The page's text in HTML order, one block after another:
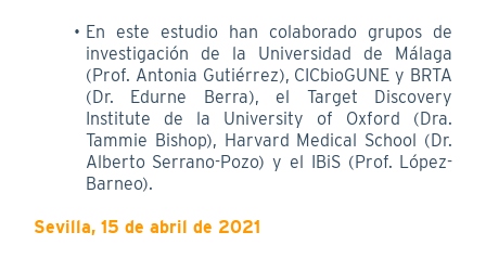
En este estudio han colaborado grupos de
investigación de la Universidad de Málaga
(Prof. Antonia Gutiérrez), CICbioGUNE y BRTA
(Dr. Edurne Berra), el Target Discovery
Institute de la University of Oxford (Dra.
Tammie Bishop), Harvard Medical School (Dr.
Alberto Serrano-Pozo) y el IBiS (Prof. López-
Barneo).
Sevilla, 15 de abril de 2021